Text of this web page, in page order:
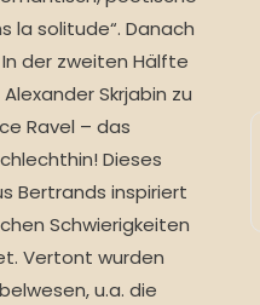
la solitude“. Danach
der zweiten Hälfte
Skrjabin zu
Ravel – das
Dieses
Bertrands inspiriert
Schwierigkeiten
Vertont wurden
u.a. die